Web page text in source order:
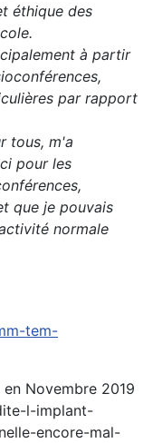
éthique des
à partir
par rapport
tous, m'a
pour les
que je pouvais
normale
tem-
Novembre 2019
l-implant-
encore-mal-